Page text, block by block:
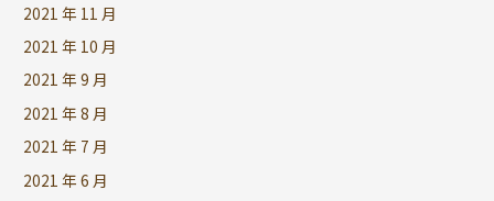
2021 年 11 月
2021 年 10 月
2021 年 9 月
2021 年 8 月
2021 年 7 月
2021 年 6 月